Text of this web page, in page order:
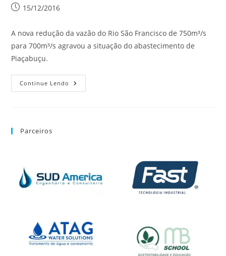
15/12/2016
A nova redução da vazão do Rio São Francisco de 750m³/s
para 700m³/s agravou a situação do abastecimento de
Piaçabuçu.
Continue Lendo
Parceiros